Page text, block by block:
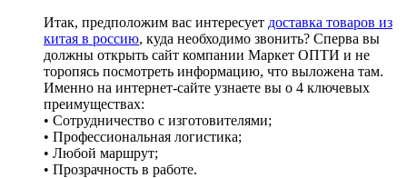
Итак, предположим вас интересует доставка товаров из
китая в россию, куда необходимо звонить? Сперва вы
должны открыть сайт компании Маркет ОПТИ и не
торопясь посмотреть информацию, что выложена там.
Именно на интернет-сайте узнаете вы о 4 ключевых
преимуществах:
• Сотрудничество с изготовителями;
• Профессиональная логистика;
• Любой маршрут;
• Прозрачность в работе.